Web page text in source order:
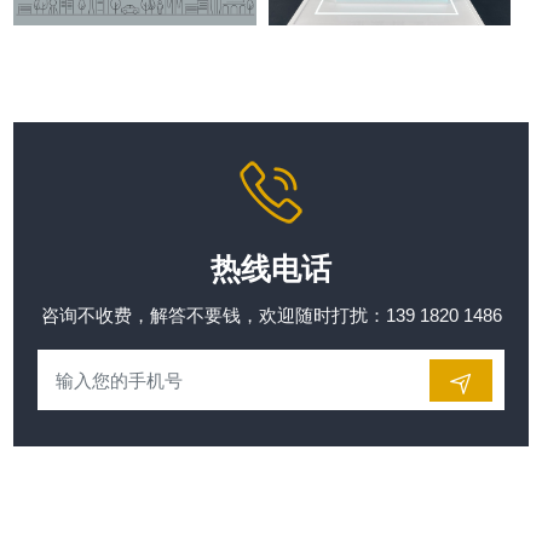
热线电话
咨询不收费，解答不要钱，欢迎随时打扰：139 1820 1486